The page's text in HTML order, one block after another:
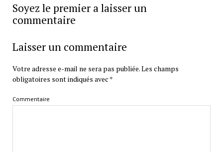
Soyez le premier a laisser un
commentaire
Laisser un commentaire
Votre adresse e-mail ne sera pas publiée.Les champs
obligatoires sont indiqués avec *
Commentaire